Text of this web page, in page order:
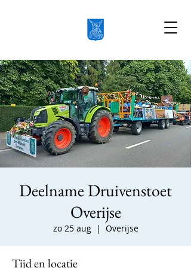
Deelname Druivenstoet
Overijse
zo 25 aug
  |
Overijse
Tijd en locatie